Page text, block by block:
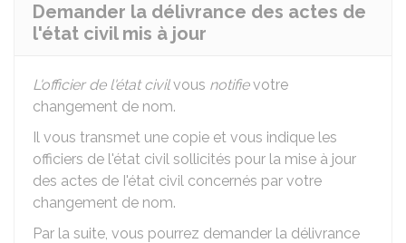
Demander la délivrance des actes de
l'état civil mis à jour
L'officier de l'état civilvous notifievotre
changement de nom.
Il vous transmet une copie et vous indique les
officiers de l'état civil sollicités pour la mise à jour
des actes de I'état civil concernés par votre
changement de nom.
Par la suite, vous pourrez demander la délivrance